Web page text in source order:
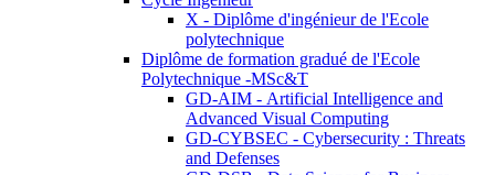
X - Diplôme d'ingénieur de l'Ecole
polytechnique
Diplôme de formation gradué de l'Ecole
Polytechnique -MSc&T
GD-AIM - Artificial Intelligence and
Advanced Visual Computing
GD-CYBSEC - Cybersecurity : Threats
and Defenses